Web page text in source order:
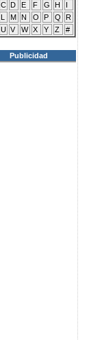
C D E F G H
I
L M N O P Q
R
U V W X Y Z #
Publicidad